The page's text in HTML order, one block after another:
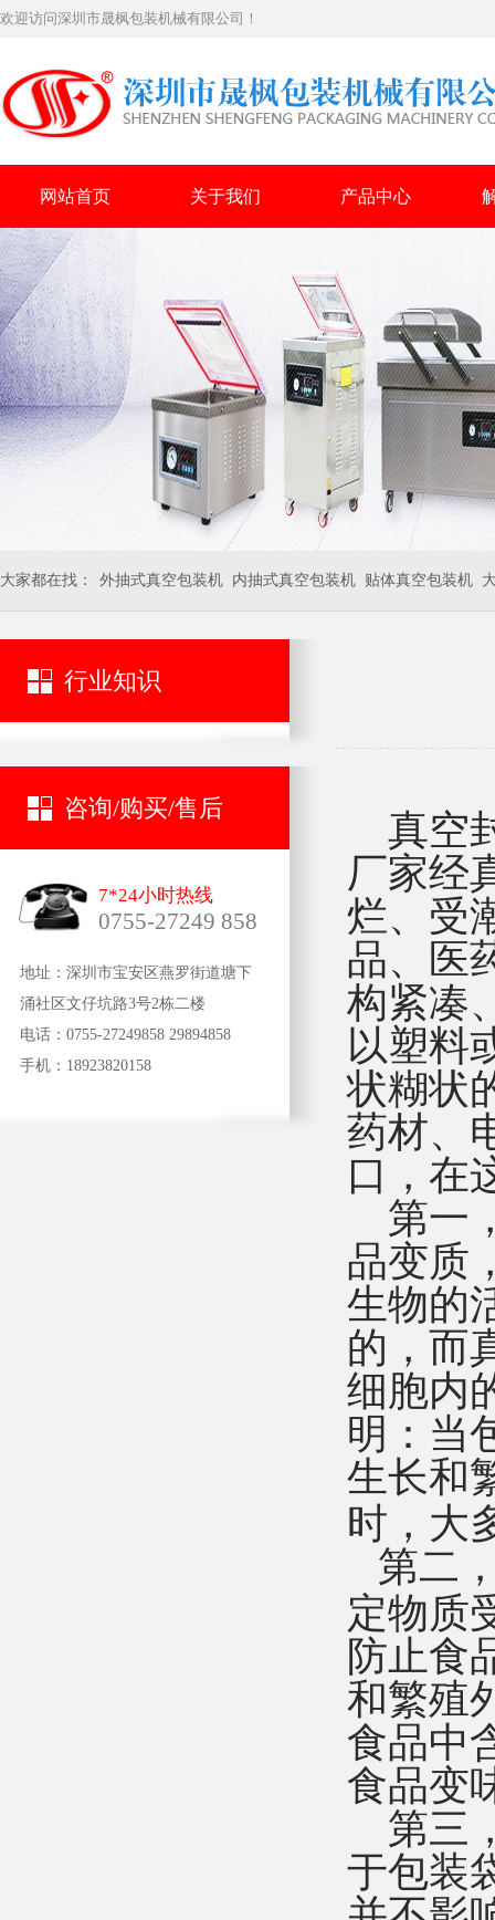
欢迎访问深圳市晟枫包装机械有限公司！
网站首页 关于我们 产品中心
大家都在找： 外抽式真空包装机 内抽式真空包装机 贴体真空包装机
行业知识
咨询/购买/售后
7*24小时热线
0755-27249 858
地址：深圳市宝安区燕罗街道塘下
涌社区文仔坑路3号2栋二楼
电话：0755-27249858 29894858
手机：18923820158
真空
厂家经
烂、受
品、医
构紧凑
以塑料
状糊状
药材、
口， 在
第一
品变质
生物的
的，而
细胞内
明：当
生长和
时，
第二
定物质
防止食
和繁殖
食品中
食品变
第三
于包装